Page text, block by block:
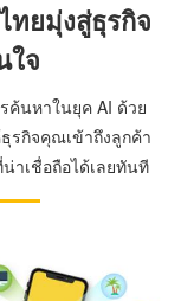
ยมุ่งสู่ธุรกิจ
ใจ
ค้นหาในยุค AI ด้วย
รกิจคุณเข้าถึงลูกค้า
าเชื่อถือได้เลยทันที